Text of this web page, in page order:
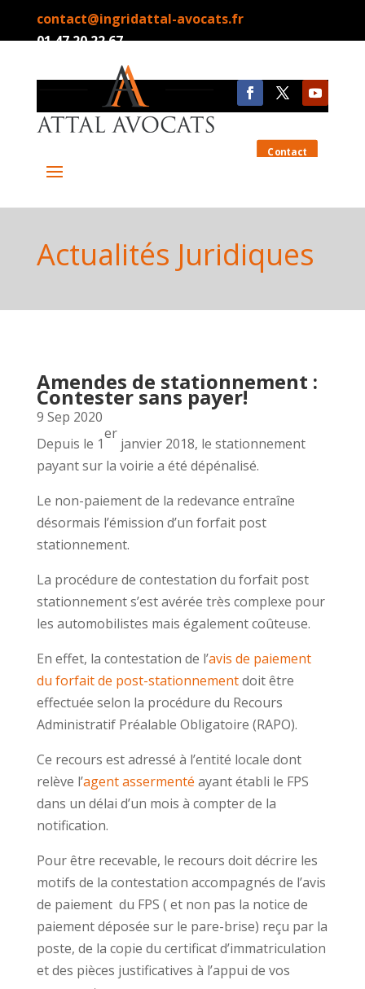
contact@ingridattal-avocats.fr
01.47.20.22.67
Contact
Actualités Juridiques
Amendes de stationnement :
Contester sans payer!
9 Sep 2020
Depuis le 1
er
janvier 2018, le stationnement
payant sur la voirie a été dépénalisé.
Le non-paiement de la redevance entraîne
désormais l’émission d’un forfait post
stationnement.
La procédure de contestation du forfait post
stationnement s’est avérée très complexe pour
les automobilistes mais également coûteuse.
En effet, la contestation de l’avis de paiement
du forfait de post-stationnementdoit être
effectuée selon la procédure du Recours
Administratif Préalable Obligatoire (RAPO).
Ce recours est adressé à l’entité locale dont
relève l’agent assermenté ayant établi le FPS
dans un délai d’un mois à compter de la
notification.
Pour être recevable, le recours doit décrire les
motifs de la contestation accompagnés de l’avis
de paiement du FPS ( et non pas la notice de
paiement déposée sur le pare-brise) reçu par la
poste, de la copie du certificat d’immatriculation
et des pièces justificatives à l’appui de vos